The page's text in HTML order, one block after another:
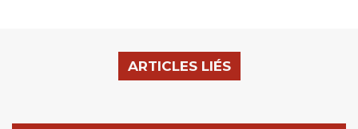
ARTICLES LIÉS